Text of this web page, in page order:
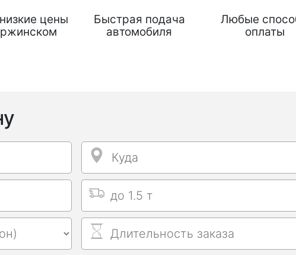
цены
Быстрая подача
автомобиля
Любые
оплаты
Куда Куда
Выбрать тип машины
Длительность заказа